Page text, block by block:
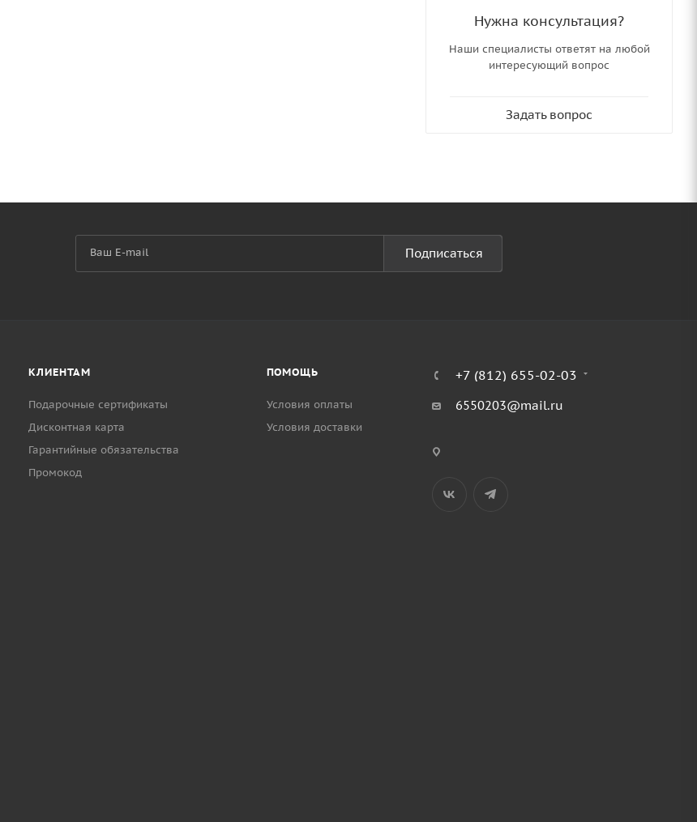
Нужна консультация?
Наши специалисты ответят на любой
интересующий вопрос
Задать вопрос
Подписаться
КЛИЕНТАМ
Подарочные сертификаты
Дисконтная карта
Гарантийные обязательства
Промокод
ПОМОЩЬ
Условия оплаты
Условия доставки
+7 (812) 655-02-03
6550203@mail.ru